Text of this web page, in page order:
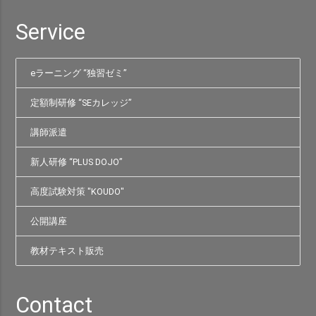
Service
eラーニング “独習ゼミ”
定額制研修 “SEカレッジ”
講師派遣
新人研修 “PLUS DOJO”
高度試験対策 "KOUDO"
公開講座
教材テキスト販売
Contact